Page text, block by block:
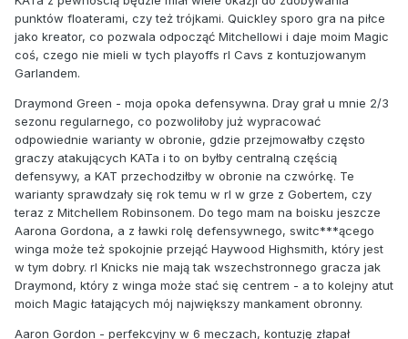
punktów floaterami, czy też trójkami. Quickley sporo gra na piłce
jako kreator, co pozwala odpocząć Mitchellowi i daje moim Magic
coś, czego nie mieli w tych playoffs rl Cavs z kontuzjowanym
Garlandem.
Draymond Green - moja opoka defensywna. Dray grał u mnie 2/3
sezonu regularnego, co pozwoliłoby już wypracować
odpowiednie warianty w obronie, gdzie przejmowałby często
graczy atakujących KATa i to on byłby centralną częścią
defensywy, a KAT przechodziłby w obronie na czwórkę. Te
warianty sprawdzały się rok temu w rl w grze z Gobertem, czy
teraz z Mitchellem Robinsonem. Do tego mam na boisku jeszcze
Aarona Gordona, a z ławki rolę defensywnego, switc***ącego
winga może też spokojnie przejąć Haywood Highsmith, który jest
w tym dobry. rl Knicks nie mają tak wszechstronnego gracza jak
Draymond, który z winga może stać się centrem - a to kolejny atut
moich Magic łatających mój największy mankament obronny.
Aaron Gordon - perfekcyjny w 6 meczach, kontuzję złapał